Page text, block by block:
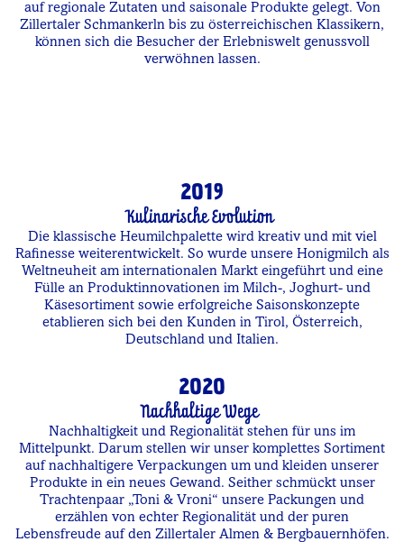
auf regionale Zutaten und saisonale Produkte gelegt. Von
Zillertaler Schmankerln bis zu österreichischen Klassikern,
können sich die Besucher der Erlebniswelt genussvoll
verwöhnen lassen.
2019
Kulinarische Evolution
Die klassische Heumilchpalette wird kreativ und mit viel
Rafinesse weiterentwickelt. So wurde unsere Honigmilch als
Weltneuheit am internationalen Markt eingeführt und eine
Fülle an Produktinnovationen im Milch-, Joghurt- und
Käsesortiment sowie erfolgreiche Saisonskonzepte
etablieren sich bei den Kunden in Tirol, Österreich,
Deutschland und Italien.
2020
Nachhaltige Wege
Nachhaltigkeit und Regionalität stehen für uns im
Mittelpunkt. Darum stellen wir unser komplettes Sortiment
auf nachhaltigere Verpackungen um und kleiden unserer
Produkte in ein neues Gewand. Seither schmückt unser
Trachtenpaar „Toni & Vroni“ unsere Packungen und
erzählen von echter Regionalität und der puren
Lebensfreude auf den Zillertaler Almen & Bergbauernhöfen.